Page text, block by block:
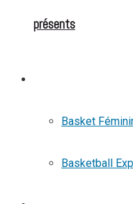
présents
Basket
Basketball